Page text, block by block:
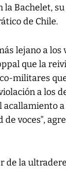
la Bachelet,
de Chile.
lejano a los
que la
militares
a los
acallamiento
voces",
de la